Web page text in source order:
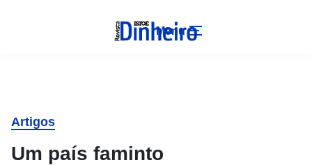
Menu
Artigos
Um país faminto